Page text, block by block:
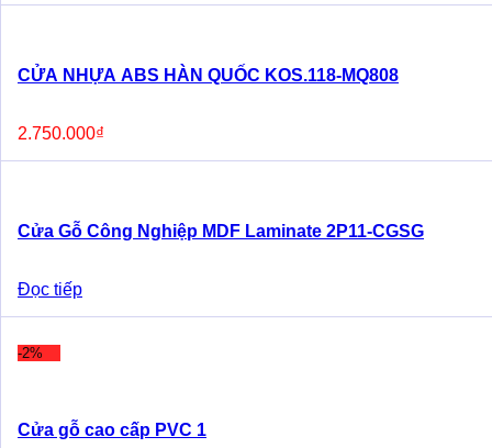
CỬA NHỰA ABS HÀN QUỐC KOS.118-MQ808
2.750.000₫
Cửa Gỗ Công Nghiệp MDF Laminate 2P11-CGSG
Đọc tiếp
-2%
Cửa gỗ cao cấp PVC 1